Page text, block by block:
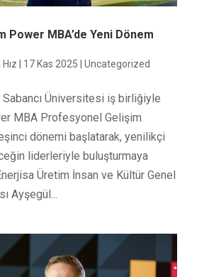
Power MBA’de Yeni Dönem
17 Kas 2025 Uncategorized
Sabancı Üniversitesi iş birliğiyle
MBA Profesyonel Gelişim
dönemi başlatarak, yenilikçi
liderleriyle buluşturmaya
Üretim İnsan ve Kültür Genel
Ayşegül...